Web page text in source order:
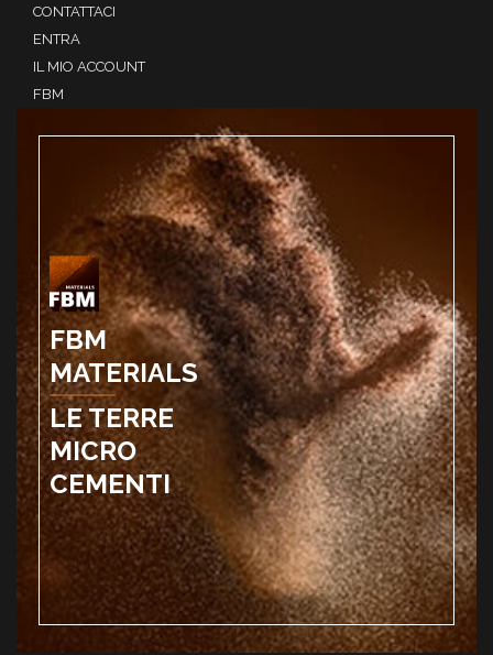
CONTATTACI
ENTRA
IL MIO ACCOUNT
FBM
FBM
MATERIALS
LE TERRE
MICRO
CEMENTI